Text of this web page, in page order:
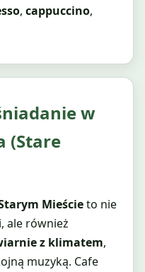
, cappuccino,
w
(Stare
Mieścieto nie
ale również
z klimatem,
muzyką. Cafe